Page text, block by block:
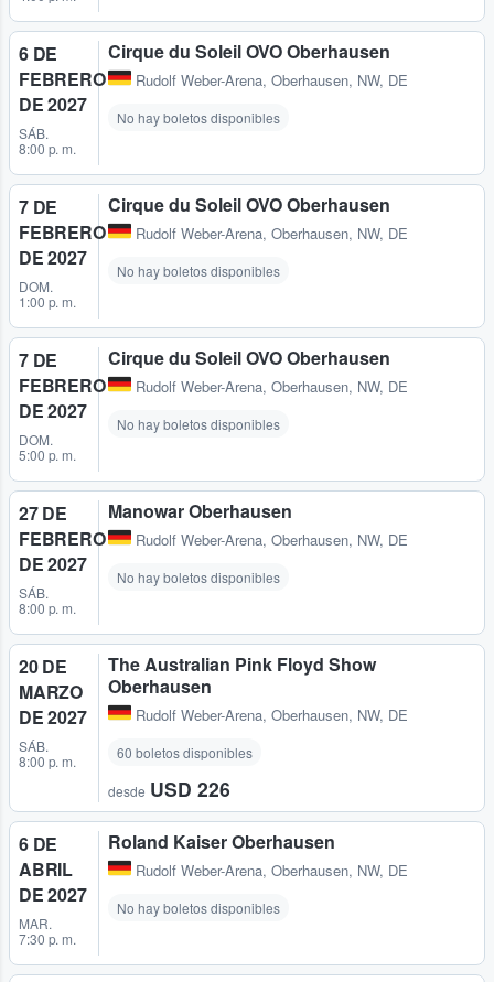
6 DE
FEBRERO
DE 2027
SÁB.
8:00 p. m.
Cirque du Soleil OVO Oberhausen
Rudolf Weber-Arena, Oberhausen, NW, DE
No hay boletos disponibles
7 DE
FEBRERO
DE 2027
DOM.
1:00 p. m.
Cirque du Soleil OVO Oberhausen
Rudolf Weber-Arena, Oberhausen, NW, DE
No hay boletos disponibles
7 DE
FEBRERO
DE 2027
DOM.
5:00 p. m.
Cirque du Soleil OVO Oberhausen
Rudolf Weber-Arena, Oberhausen, NW, DE
No hay boletos disponibles
27 DE
FEBRERO
DE 2027
SÁB.
8:00 p. m.
Manowar Oberhausen
Rudolf Weber-Arena, Oberhausen, NW, DE
No hay boletos disponibles
20 DE
MARZO
DE 2027
SÁB.
8:00 p. m.
The Australian Pink Floyd Show
Oberhausen
Rudolf Weber-Arena, Oberhausen, NW, DE
60 boletos disponibles
desde USD 226
6 DE
ABRIL
DE 2027
MAR.
7:30 p. m.
Roland Kaiser Oberhausen
Rudolf Weber-Arena, Oberhausen, NW, DE
No hay boletos disponibles